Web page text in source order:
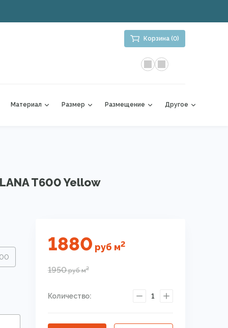
Корзина (0)
Материал Размер Размещение Другое
T600 Yellow
1880 руб м2
1950рубм2
Количество: 1